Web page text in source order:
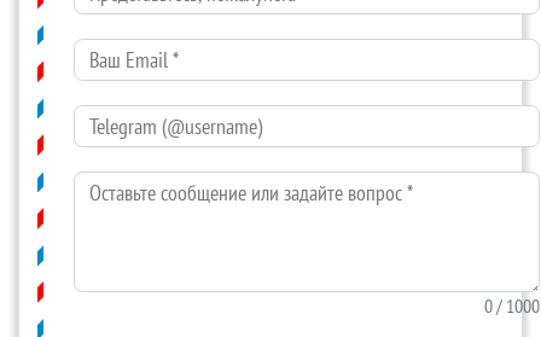
Ваш Email*
Telegram (@username)
Оставьте сообщение или задайте вопрос *
0/ 1000